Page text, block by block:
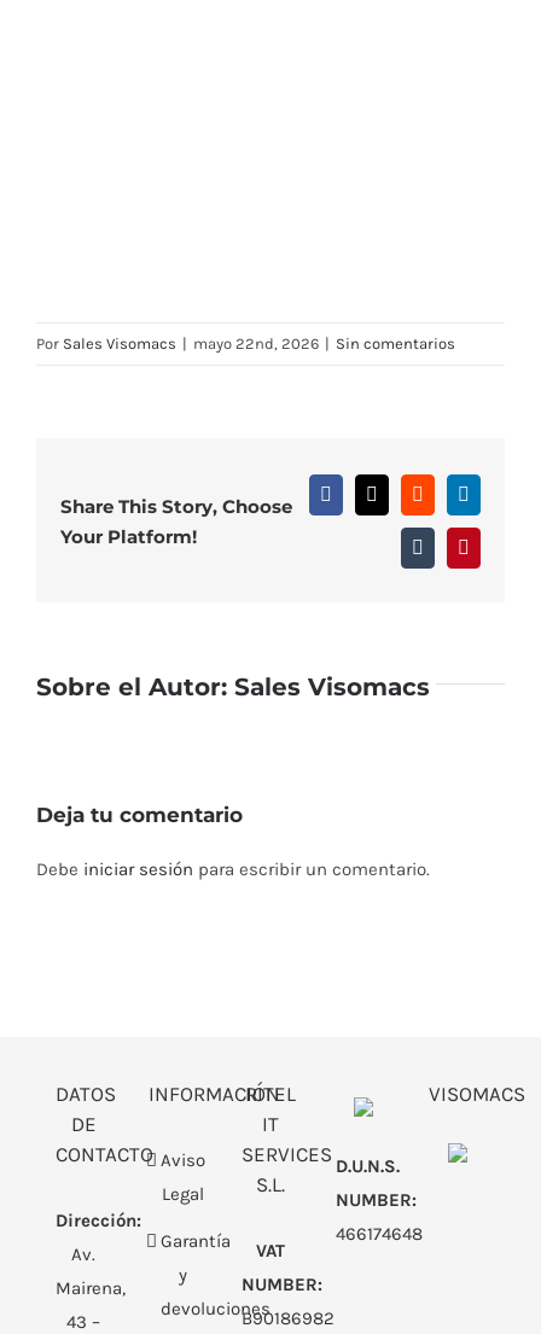
Por Sales Visomacs | mayo 22nd, 2026 | Sin comentarios
Share This Story, Choose
Your Platform!
Facebook
X RedditLinkedIn
TumblrPinterest
Sobre el Autor: Sales Visomacs
Deja tu comentario
Debe iniciar sesión para escribir un comentario.
DATOS
DE
CONTACTO
Dirección:
Av.
Mairena,
43 –
INFORMACIÓN
Aviso
Legal
Garantía
y
devoluciones
RITEL
IT
SERVICES
S.L.
VAT
NUMBER:
B90186982
D.U.N.S.
NUMBER:
466174648
VISOMACS